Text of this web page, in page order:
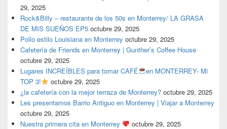
29, 2025
Rock&Billy – restaurante de los 50s en Monterrey/ LA GRASA
DE MIS SUEÑOS EP5 octubre 29, 2025
Pollo estilo Louisiana en Monterrey octubre 29, 2025
Cafetería de Friends en Monterrey | Gunther’s Coffee House
octubre 29, 2025
Lugares INCREÍBLES para tomar CAFÉ
en MONTERREY- Mi
TOP 3!
octubre 29, 2025
¿la cafetería con la mejor terraza de Monterrey? octubre 29, 2025
Les presentamos Barrio Antiguo en Monterrey | Viajar a Monterrey
octubre 29, 2025
Nuestra primera cita en Monterrey
octubre 29, 2025